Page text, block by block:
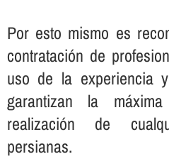
Por esto mismo es
contratación de
uso de la experiencia
garantizan la
realización de
persianas.